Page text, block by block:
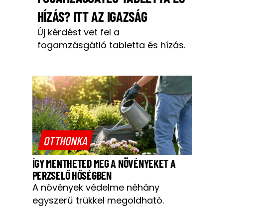
HÍZÁS? ITT AZ IGAZSÁG
Új kérdést vet fel a
fogamzásgátló tabletta és hízás.
OTTHONKA
ÍGY MENTHETED MEG A NÖVÉNYEKET A
PERZSELŐ HŐSÉGBEN
A növények védelme néhány
egyszerű trükkel megoldható.